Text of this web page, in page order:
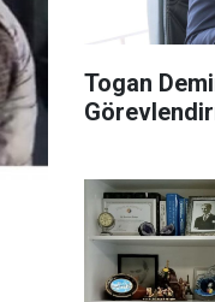
Togan